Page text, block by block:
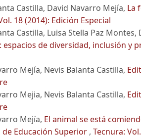
Castilla, David Navarro Mejía, La
18 (2014): Edición Especial
Castilla, Luisa Stella Paz
espacios de diversidad, inclusión y
Mejía, Nevis Balanta Castilla,
Mejia, Nevis Balanta Castilla,
Mejía, El animal se está
Educación Superior , Tecnura: